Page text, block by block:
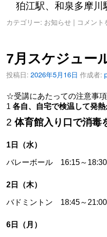
狛江駅、和泉多摩
カテゴリー: お知らせ | コメン
7月スケジュー
投稿日: 2026年5月16日 作成者:
☆受講にあたっての注意事
1 各自、自宅で検温して発
2 体育館入り口で消毒
1日（水）
バレーボール 16:15～
2日（木）
バドミントン 18:45～
6日（月）